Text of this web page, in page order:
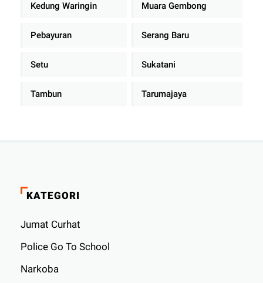
Kedung Waringin Muara Gembong
Pebayuran Serang Baru
Setu Sukatani
Tambun Tarumajaya
KATEGORI
Jumat Curhat
Police Go To School
Narkoba